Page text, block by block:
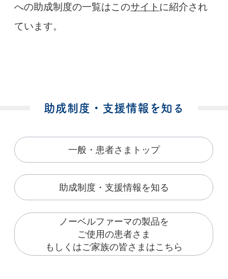
への助成制度の一覧はこのサイト に紹介され
ています。
助成制度・支援情報を知る
一般・患者さまトップ
助成制度・支援情報を知る
ノーベルファーマの製品を
ご使用の患者さま
もしくはご家族の皆さまはこちら